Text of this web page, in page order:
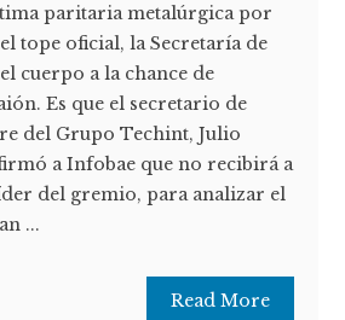
paritaria metalúrgica por
tope oficial, la Secretaría de
cuerpo a la chance de
Es que el secretario de
del Grupo Techint, Julio
a Infobae que no recibirá a
del gremio, para analizar el
...
Read More